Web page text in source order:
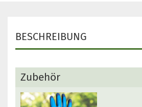
BESCHREIBUNG
Zubehör